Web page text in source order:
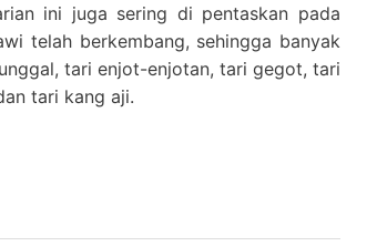
ini juga sering di pentaskan pada
telah berkembang, sehingga banyak
tari enjot-enjotan, tari gegot, tari
tari kang aji.